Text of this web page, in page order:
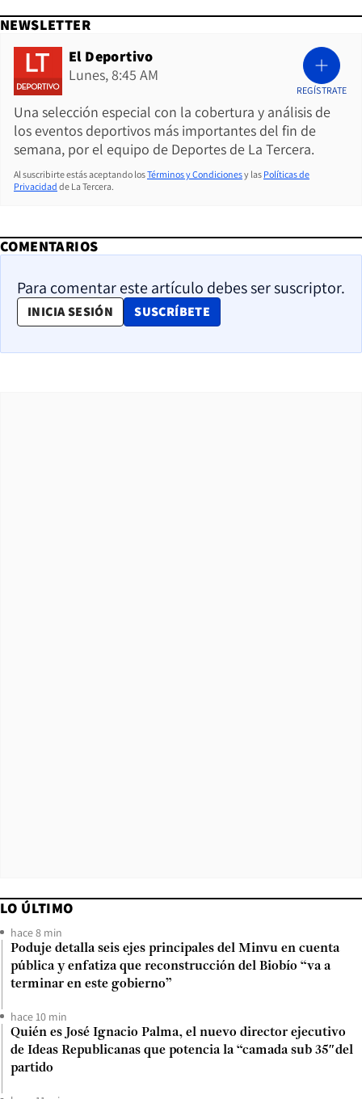
NEWSLETTER
El Deportivo
Lunes, 8:45 AM
Una selección especial con la cobertura y análisis de
los eventos deportivos más importantes del fin de
semana, por el equipo de Deportes de La Tercera.
REGÍSTRATE
Al suscribirte estás aceptando losTérminos y Condicionesy las Políticas de
Privacidad de La Tercera.
COMENTARIOS
Para comentar este artículo debes ser suscriptor.
INICIA SESIÓN SUSCRÍBETE
OPENS IN NEW WINDOW
LO ÚLTIMO
hace 8 min
Poduje detalla seis ejes principales del Minvu en cuenta
pública y enfatiza que reconstrucción del Biobío “va a
terminar en este gobierno”
hace 10 min
Quién es José Ignacio Palma, el nuevo director ejecutivo
de Ideas Republicanas que potencia la “camada sub 35″del
partido